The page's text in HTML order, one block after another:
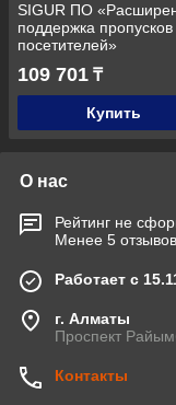
SIGUR ПО
поддержка пропусков
посетителей»
Дополнительный
109 701 ₸
Купить
О нас
Рейтинг не
Менее 5
Работает с
г. Алматы
Проспект
Контакты